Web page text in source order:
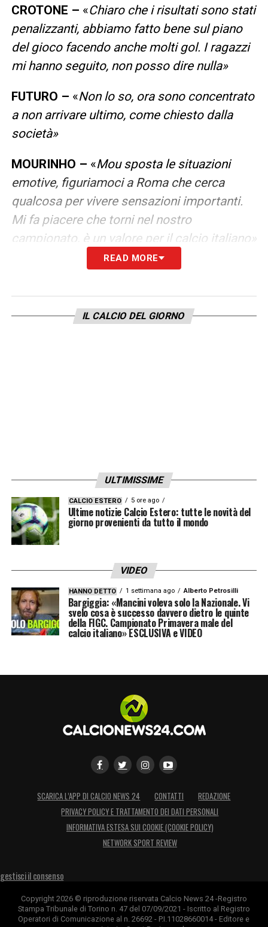
CROTONE – «Chiaro che i risultati sono stati
penalizzanti, abbiamo fatto bene sul piano
del gioco facendo anche molti gol. I ragazzi
mi hanno seguito, non posso dire nulla»
FUTURO – «Non lo so, ora sono concentrato
a non arrivare ultimo, come chiesto dalla
società»
MOURINHO – «Mou sposta le situazioni
emotive, figuriamoci a Roma che cerca
qualcosa per vivere sensazioni importanti.
Mi fa piacere che torni nel nostro
campionato, è un valore per il calcio italiano»
«Si è posto bene verso tutti con
Quando ha avuto l’organico completo
giocava un gran calcio poi è stato
SUPERLEGA –«Non sono ingenuo e capisco
quanto sia cambiato il calcio. Si può andare
verso qualcosa di nuovo senza calpestare la
stato un furto per i tifosi»
LA PLAYLIST DELLE NOSTRE TOP NEWS
READ MORE
IL CALCIO DEL GIORNO
ULTIMISSIME
CALCIO ESTERO 5 ore ago
Ultime notizie Calcio Estero: tutte le novità del
giorno provenienti da tutto il mondo
VIDEO
HANNO DETTO 1 settimana ago Alberto Petrosilli
Bargiggia: «Mancini voleva solo la Nazionale. Vi
svelo cosa è successo davvero dietro le quinte
della FIGC. Campionato Primavera male del
calcio italiano» ESCLUSIVA e VIDEO
SCARICA L’APP DI CALCIO NEWS 24 CONTATTI
REDAZIONE
PRIVACY POLICY E TRATTAMENTO DEI DATI PERSONALI
INFORMATIVA ESTESA SUI COOKIE (COOKIE POLICY)
NETWORK SPORT REVIEW
gestisci il consenso
Copyright 2026 © riproduzione riservata Calcio News 24 -Registro
Stampa Tribunale di Torino n. 47 del 07/09/2021 - Iscritto al Registro
Operatori di Comunicazione al n. 26692 - P.I.11028660014 - Editore e